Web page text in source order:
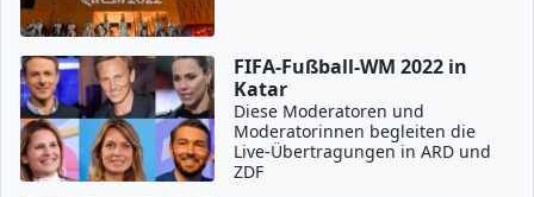
FIFA-Fußball-WM 2022 in
Katar
Diese Moderatoren und
Moderatorinnen begleiten die
Live-Übertragungen in ARD und
ZDF